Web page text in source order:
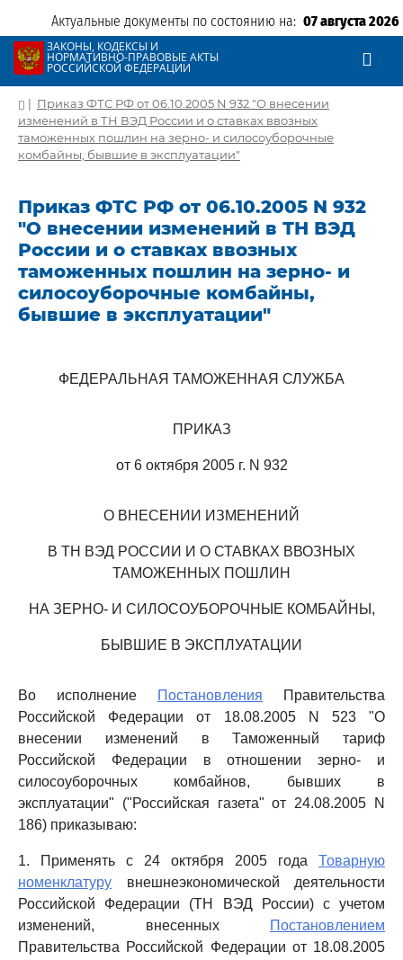
Актуальные документы по состоянию на: 07 августа 2026
ЗАКОНЫ, КОДЕКСЫ И
НОРМАТИВНО-ПРАВОВЫЕ АКТЫ
РОССИЙСКОЙ ФЕДЕРАЦИИ
| Приказ ФТС РФ от 06.10.2005 N 932 "О внесении
изменений в ТН ВЭД России и о ставках ввозных
таможенных пошлин на зерно- и силосоуборочные
комбайны, бывшие в эксплуатации"
Приказ ФТС РФ от 06.10.2005 N 932
"О внесении изменений в ТН ВЭД
России и о ставках ввозных
таможенных пошлин на зерно- и
силосоуборочные комбайны,
бывшие в эксплуатации"
ФЕДЕРАЛЬНАЯ ТАМОЖЕННАЯ СЛУЖБА
ПРИКАЗ
от 6 октября 2005 г. N 932
О ВНЕСЕНИИ ИЗМЕНЕНИЙ
В ТН ВЭД РОССИИ И О СТАВКАХ ВВОЗНЫХ
ТАМОЖЕННЫХ ПОШЛИН
НА ЗЕРНО- И СИЛОСОУБОРОЧНЫЕ КОМБАЙНЫ,
БЫВШИЕ В ЭКСПЛУАТАЦИИ
Во исполнение Постановления Правительства
Российской Федерации от 18.08.2005 N 523 "О
внесении изменений в Таможенный тариф
Российской Федерации в отношении зерно- и
силосоуборочных комбайнов, бывших в
эксплуатации" ("Российская газета" от 24.08.2005 N
186) приказываю:
1. Применять с 24 октября 2005 года Товарную
номенклатуру внешнеэкономической деятельности
Российской Федерации (ТН ВЭД России) с учетом
изменений, внесенных
Постановлением
Правительства Российской Федерации от 18.08.2005